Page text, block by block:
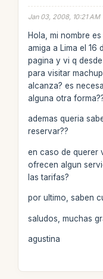
Jan 03, 2008, 10:21 AM
Hola, mi nombre
amiga a Lima el 16
pagina y vi q
para visitar
alcanza? es
alguna otra
ademas queria
reservar??
en caso de querer
ofrecen algun
las tarifas?
por ultimo, saben
saludos, muchas
agustina